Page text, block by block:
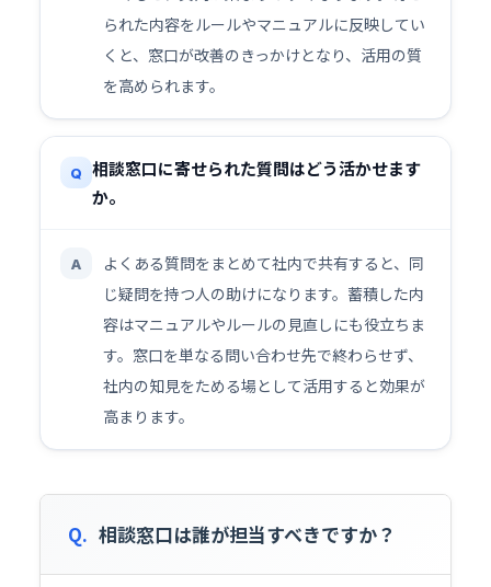
られた内容をルールやマニュアルに反映してい
くと、窓口が改善のきっかけとなり、活用の質
を高められます。
Q
相談窓口に寄せられた質問はどう活かせます
か。
A
よくある質問をまとめて社内で共有すると、同
じ疑問を持つ人の助けになります。蓄積した内
容はマニュアルやルールの見直しにも役立ちま
す。窓口を単なる問い合わせ先で終わらせず、
社内の知見をためる場として活用すると効果が
高まります。
Q. 相談窓口は誰が担当すべきですか？